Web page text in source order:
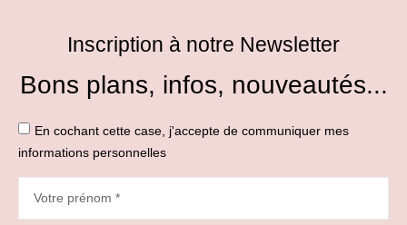
Inscription à notre Newsletter
Bons plans, infos, nouveautés...
En cochant cette case, j'accepte de communiquer mes
informations personnelles